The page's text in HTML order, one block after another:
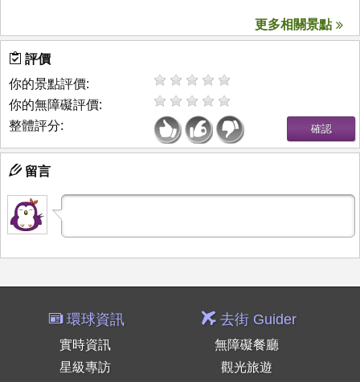
更多相關景點
評價
你的景點評價:
你的無障礙評價:
整體評分:
留言
環球資訊
實時資訊
星級專訪
去街 Guider
無障礙餐廳
觀光旅遊